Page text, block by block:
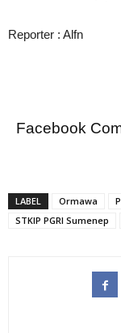
Reporter : Alfn
Facebook
LABEL Ormawa
STKIP PGRI Sumenep